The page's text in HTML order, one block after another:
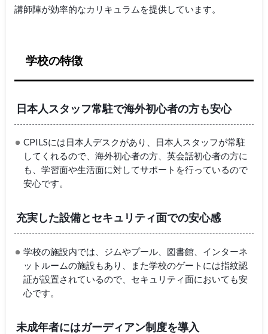
講師陣が効率的なカリキュラムを提供しています。
学校の特徴
日本人スタッフ常駐で海外初心者の方も安心
CPILSには日本人デスクがあり、日本人スタッフが常駐
してくれるので、海外初心者の方、英会話初心者の方に
も、学習面や生活面に対してサポートを行っているので
安心です。
充実した設備とセキュリティ面での安心感
学校の施設内では、ジムやプール、図書館、インターネ
ットルームの施設もあり、また学校のゲートには指紋認
証が設置されているので、セキュリティ面においても安
心です。
未成年者にはガーディアン制度を導入